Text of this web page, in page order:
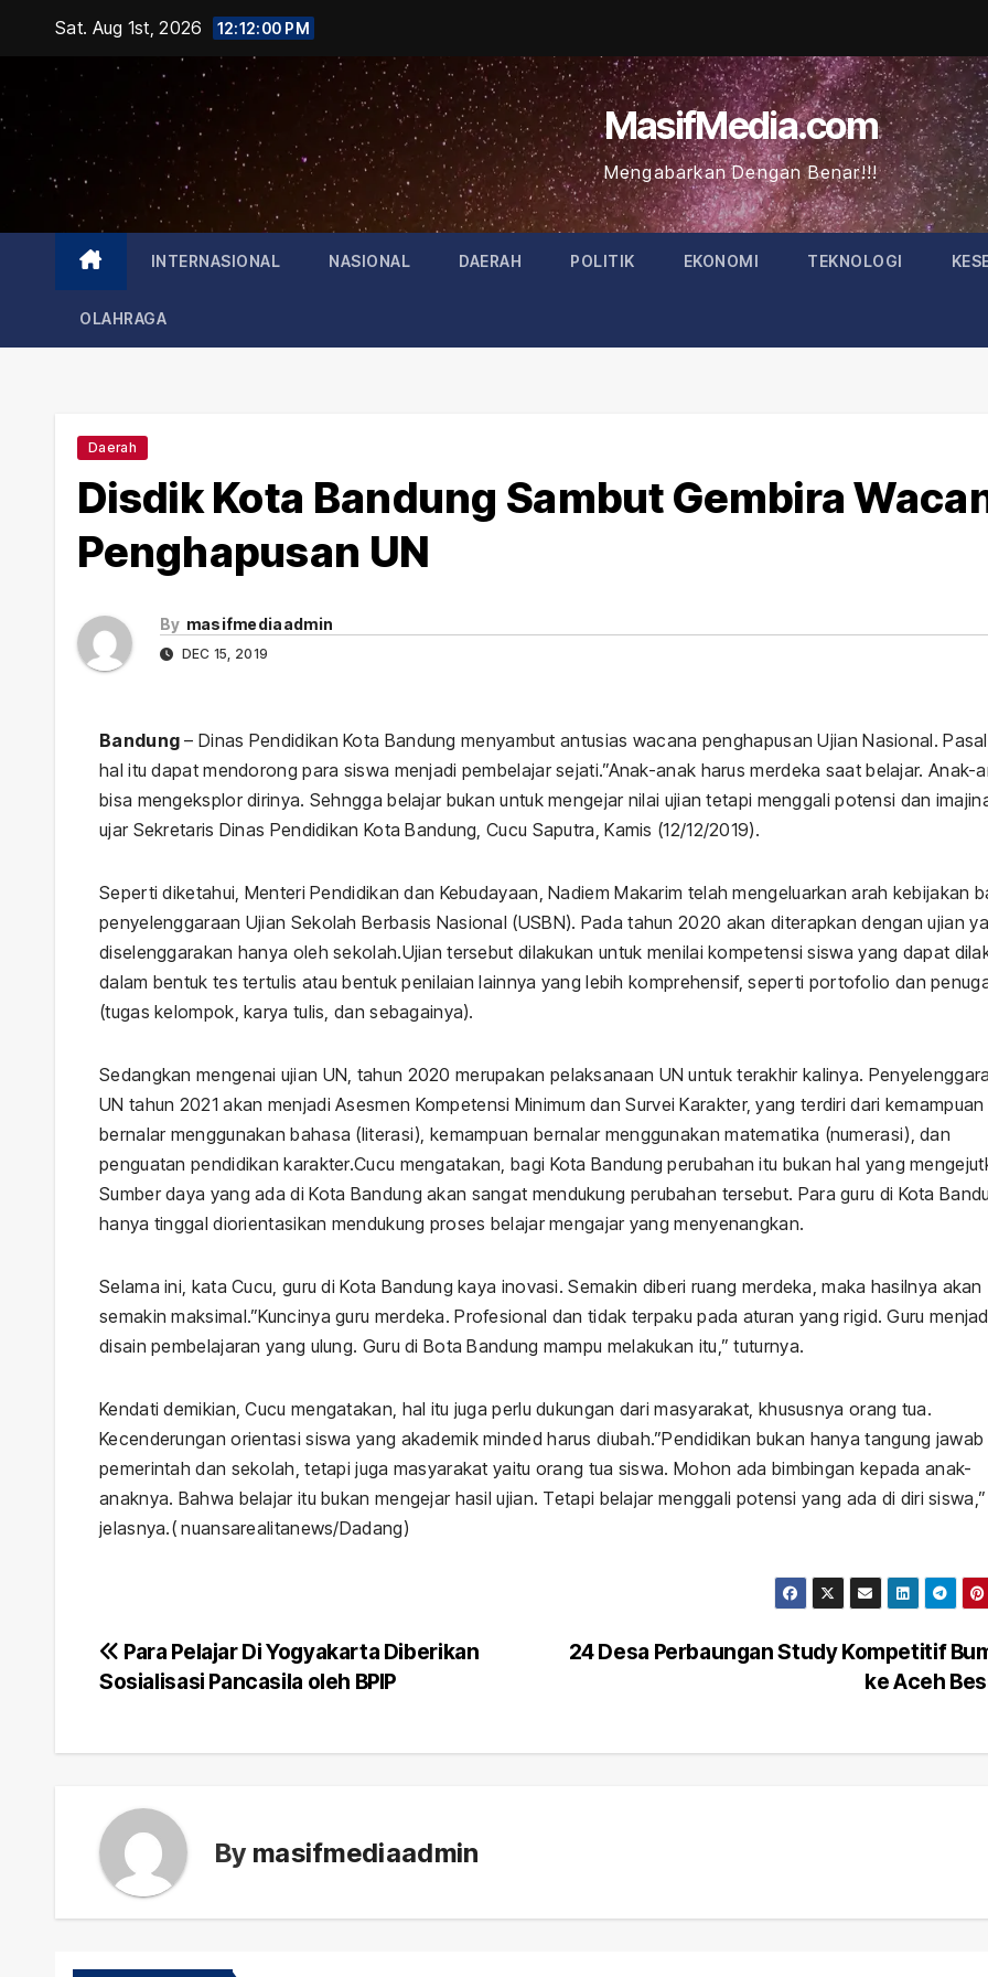
Sat. Aug 1st, 2026 12:12:01 PM
MasifMedia.com
Mengabarkan Dengan Benar!!!
INTERNASIONAL NASIONAL DAERAH POLITIK EKONOMI TEKNOLOGI
OLAHRAGA
Daerah
Disdik Kota Bandung Sambut Gembira
Penghapusan UN
By masifmediaadmin
DEC 15, 2019
Bandung – Dinas Pendidikan Kota Bandung menyambut antusias wacana penghapusan Ujian Nasional.
hal itu dapat mendorong para siswa menjadi pembelajar sejati.”Anak-anak harus merdeka saat belajar. Anak-
bisa mengeksplor dirinya. Sehngga belajar bukan untuk mengejar nilai ujian tetapi menggali potensi dan
ujar Sekretaris Dinas Pendidikan Kota Bandung, Cucu Saputra, Kamis (12/12/2019).
Seperti diketahui, Menteri Pendidikan dan Kebudayaan, Nadiem Makarim telah mengeluarkan arah kebijakan
penyelenggaraan Ujian Sekolah Berbasis Nasional (USBN). Pada tahun 2020 akan diterapkan dengan ujian
diselenggarakan hanya oleh sekolah.Ujian tersebut dilakukan untuk menilai kompetensi siswa yang dapat
dalam bentuk tes tertulis atau bentuk penilaian lainnya yang lebih komprehensif, seperti portofolio dan
(tugas kelompok, karya tulis, dan sebagainya).
Sedangkan mengenai ujian UN, tahun 2020 merupakan pelaksanaan UN untuk terakhir kalinya.
UN tahun 2021 akan menjadi Asesmen Kompetensi Minimum dan Survei Karakter, yang terdiri dari kemampuan
bernalar menggunakan bahasa (literasi), kemampuan bernalar menggunakan matematika (numerasi), dan
penguatan pendidikan karakter.Cucu mengatakan, bagi Kota Bandung perubahan itu bukan hal yang
Sumber daya yang ada di Kota Bandung akan sangat mendukung perubahan tersebut. Para guru di Kota
hanya tinggal diorientasikan mendukung proses belajar mengajar yang menyenangkan.
Selama ini, kata Cucu, guru di Kota Bandung kaya inovasi. Semakin diberi ruang merdeka, maka hasilnya akan
semakin maksimal.”Kuncinya guru merdeka. Profesional dan tidak terpaku pada aturan yang rigid. Guru
disain pembelajaran yang ulung. Guru di Bota Bandung mampu melakukan itu,” tuturnya.
Kendati demikian, Cucu mengatakan, hal itu juga perlu dukungan dari masyarakat, khususnya orang tua.
Kecenderungan orientasi siswa yang akademik minded harus diubah.”Pendidikan bukan hanya tangung jawab
pemerintah dan sekolah, tetapi juga masyarakat yaitu orang tua siswa. Mohon ada bimbingan kepada anak-
anaknya. Bahwa belajar itu bukan mengejar hasil ujian. Tetapi belajar menggali potensi yang ada di diri siswa,”
jelasnya.( nuansarealitanews/Dadang)
Post
24 Desa Perbaungan Study Kompetitif
ke Aceh
Para Pelajar Di Yogyakarta Diberikan
Sosialisasi Pancasila oleh BPIP
By masifmediaadmin
Sambut HUT
Ke-25, Partai
Demokrat
Lebong Gelar
Aksi Bersih
Rumah Ibadah
Lewat
Indonesia Asri
Langit Biru
JULY 24, 2026
Politik
“Kekaryaan”
Bukan Jati Diri
NU
Harga Pupuk
Bersubsidi di
Lebong
Tembus Rp180
Ribu, Jauh
Lampaui HET
JUNE 19, 2026
Atas